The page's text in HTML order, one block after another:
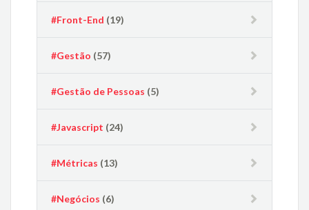
#Front-End (19)
#Gestão (57)
#Gestão de Pessoas (5)
#Javascript (24)
#Métricas (13)
#Negócios (6)